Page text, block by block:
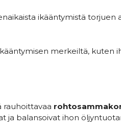
ikääntymistä torjuen
merkeiltä, kuten
rauhoittavaa
ja balansoivat ihon